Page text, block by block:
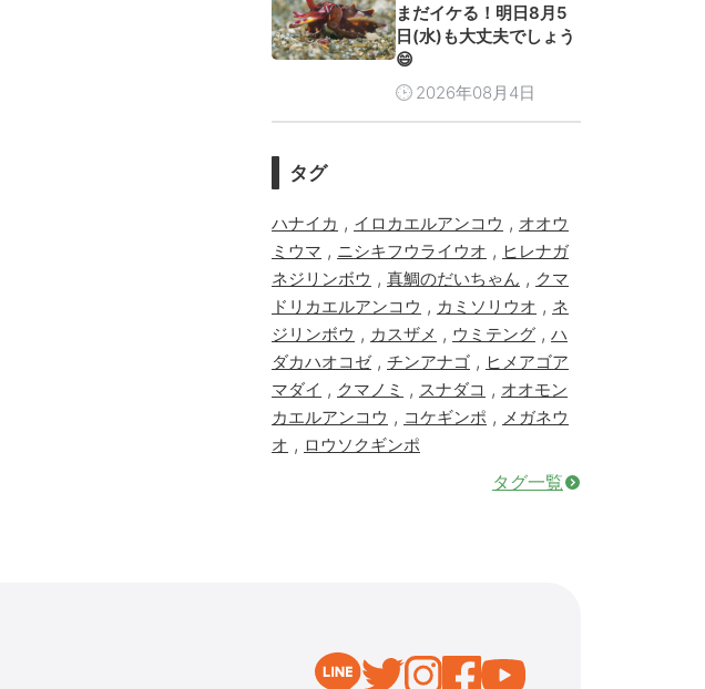
まだイケる！明日8月5
日(水)も大丈夫でしょう
😄
2026年08月4日
タグ
ハナイカ , イロカエルアンコウ , オオウ
ミウマ , ニシキフウライウオ , ヒレナガ
ネジリンボウ , 真鯛のだいちゃん , クマ
ドリカエルアンコウ , カミソリウオ , ネ
ジリンボウ , カスザメ , ウミテング , ハ
ダカハオコゼ, チンアナゴ , ヒメアゴア
マダイ , クマノミ , スナダコ , オオモン
カエルアンコウ , コケギンポ , メガネウ
オ , ロウソクギンポ
タグ一覧